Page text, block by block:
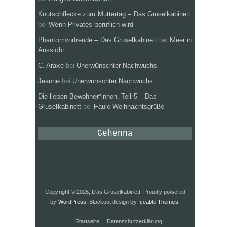
Knutschflecke zum Muttertag – Das Gruselkabinett
bei Wenn Privates beruflich wird
Phantomvorfreude – Das Gruselkabinett bei Meer in
Aussicht
C. Araxe bei Unerwünschter Nachwuchs
Jeanne bei Unerwünschter Nachwuchs
Die lieben Bewohner*innen, Teil 5 – Das
Gruselkabinett bei Faule Weihnachtsgrüße
Gehenna
Copyright © 2026, Das Gruselkabinett. Proudly powered
by WordPress . Blackoot design by Iceable Themes
Startseite Datenschutzerklärung